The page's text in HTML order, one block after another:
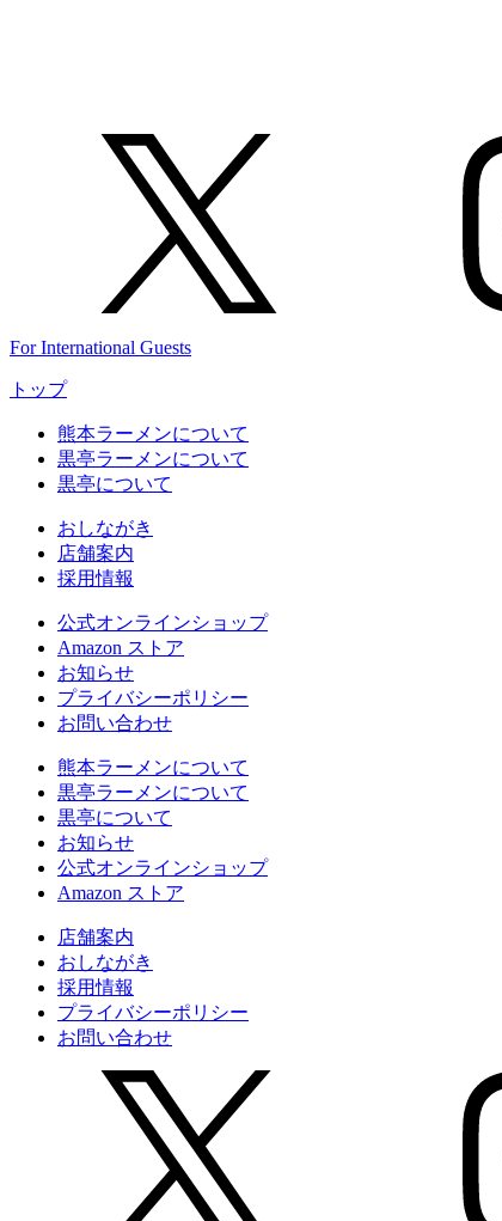
For International Guests
トップ
熊本ラーメンについて
黒亭ラーメンについて
黒亭について
おしながき
店舗案内
採用情報
公式オンラインショップ
Amazon ストア
お知らせ
プライバシーポリシー
お問い合わせ
熊本ラーメンについて
黒亭ラーメンについて
黒亭について
お知らせ
公式オンラインショップ
Amazon ストア
店舗案内
おしながき
採用情報
プライバシーポリシー
お問い合わせ